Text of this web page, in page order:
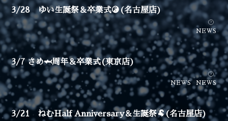
3/28 ゆい生誕祭＆卒業式☯️(名古屋店)
NEWS
3/7 さめ🦈周年＆卒業式(東京店)
NEWS NEWS
3/21 ねむHalf Anniversary＆生誕祭🐏(名古屋店)